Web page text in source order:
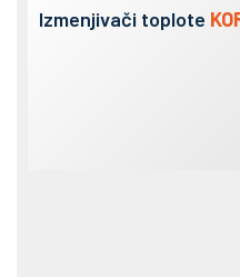
Izmenjivači toplote